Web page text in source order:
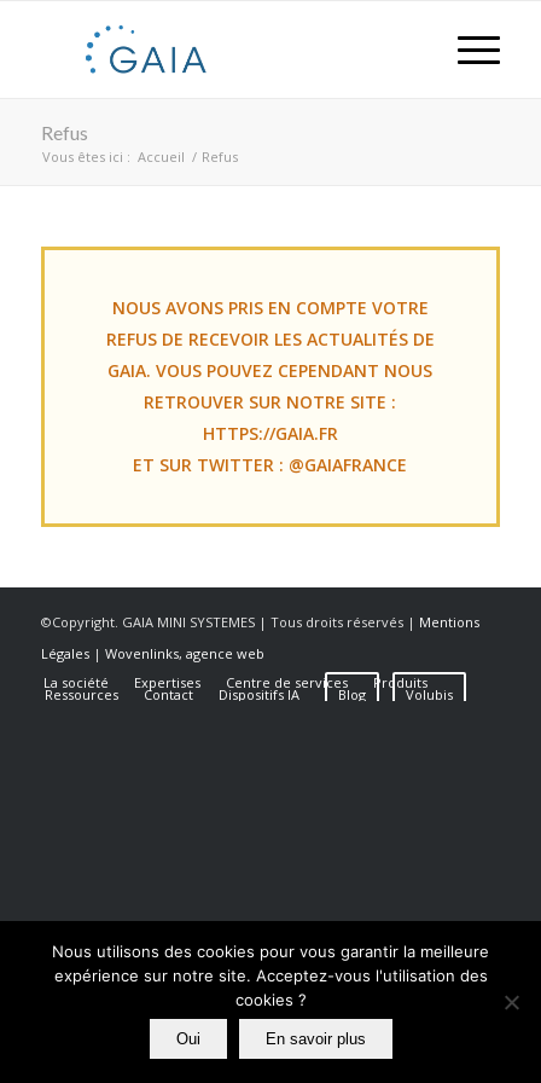
Refus
Vous êtes ici : Accueil / Refus
NOUS AVONS PRIS EN COMPTE VOTRE
REFUS DE RECEVOIR LES ACTUALITÉS DE
GAIA.VOUS POUVEZ CEPENDANT NOUS
RETROUVER SUR NOTRE SITE :
HTTPS://GAIA.FR
ET SUR TWITTER : @GAIAFRANCE
©Copyright. GAIA MINI SYSTEMES | Tous droits réservés | Mentions
Légales | Wovenlinks, agence web
La société
Expertises Centre de services Produits
Ressources Contact Dispositifs IA Blog Volubis
Nous utilisons des cookies pour vous garantir la meilleure
expérience sur notre site. Acceptez-vous l'utilisation des
cookies ?
Oui En savoir plus